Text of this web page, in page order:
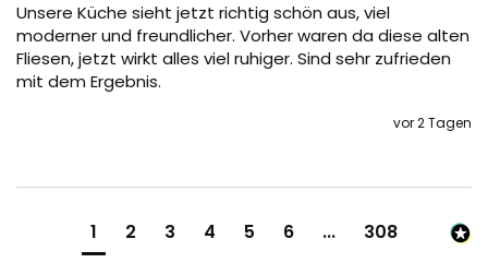
Unsere Küche sieht jetzt richtig schön aus, viel
moderner und freundlicher. Vorher waren da diese alten
Fliesen, jetzt wirkt alles viel ruhiger. Sind sehr zufrieden
mit dem Ergebnis.
vor 2 Tagen
1 2 3 4 5 6 ... 308